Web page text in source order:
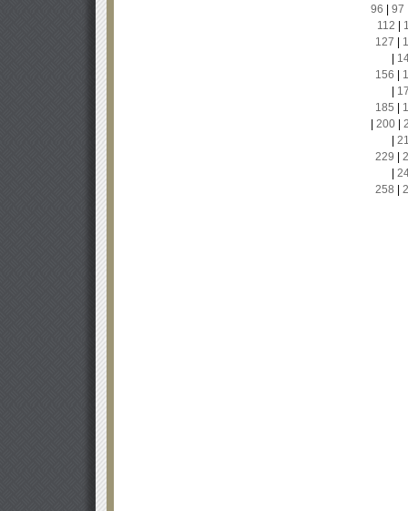
96
97
112
127
156
185
200|
229
258